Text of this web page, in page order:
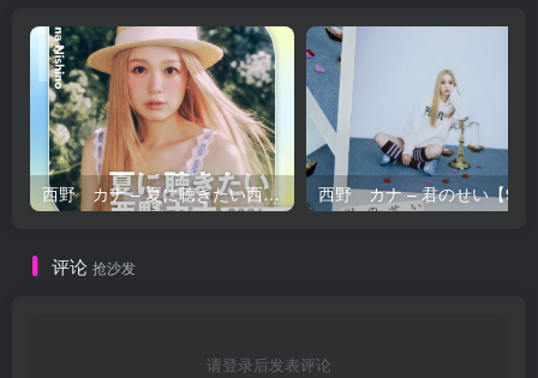
西野 カナ – 夏に聴きたい西野カナ2026【44.1kHz／16bit】日本区
评论 抢沙发
请登录后发表评论